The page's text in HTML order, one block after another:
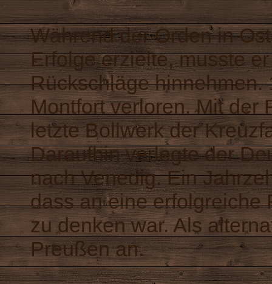
Während der Orden in
Erfolge erzielte, musste
Rückschläge
Montfort verloren. Mit der
letzte Bollwerk der
Daraufhin verlegte der
nach Venedig. Ein
dass an eine erfolgreiche
zu denken war. Als
Preußen an.